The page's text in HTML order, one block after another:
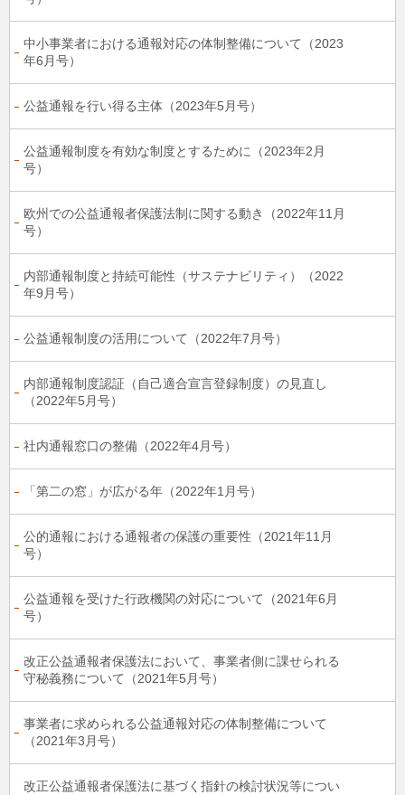
中小事業者における通報対応の体制整備について（2023
年6月号）
公益通報を行い得る主体（2023年5月号）
公益通報制度を有効な制度とするために（2023年2月
号）
欧州での公益通報者保護法制に関する動き（2022年11月
号）
内部通報制度と持続可能性（サステナビリティ）（2022
年9月号）
公益通報制度の活用について（2022年7月号）
内部通報制度認証（自己適合宣言登録制度）の見直し
（2022年5月号）
社内通報窓口の整備（2022年4月号）
「第二の窓」が広がる年（2022年1月号）
公的通報における通報者の保護の重要性（2021年11月
号）
公益通報を受けた行政機関の対応について（2021年6月
号）
改正公益通報者保護法において、事業者側に課せられる
守秘義務について（2021年5月号）
事業者に求められる公益通報対応の体制整備について
（2021年3月号）
改正公益通報者保護法に基づく指針の検討状況等につい